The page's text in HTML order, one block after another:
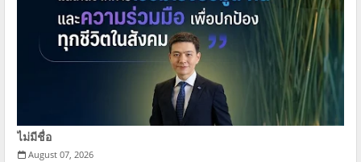
ไม่มีชื่อ
August 07, 2026